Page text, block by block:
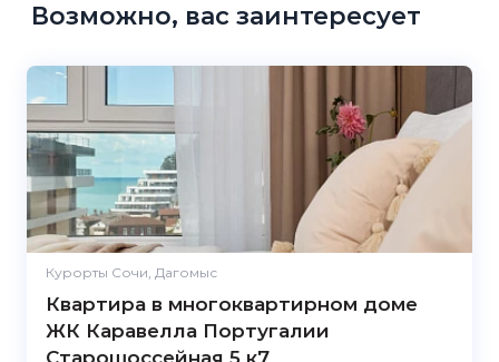
Возможно, вас заинтересует
Курорты Сочи, Дагомыс
Квартира в многоквартирном доме
ЖК Каравелла Португалии
Старошоссейная 5 к7